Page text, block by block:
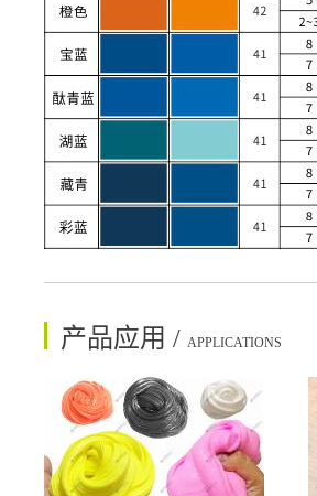
产品应用 / APPLICATIONS